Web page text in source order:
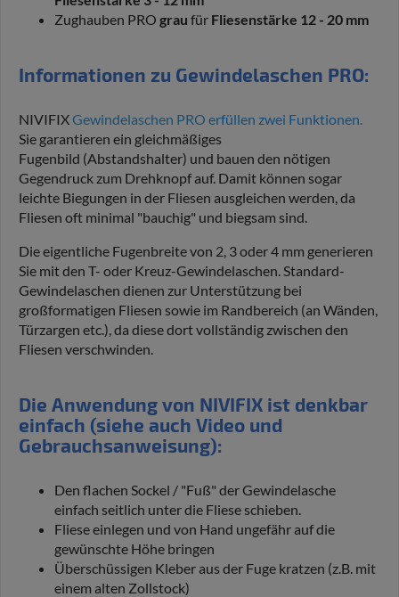
Zughauben PRO grau für Fliesenstärke 12 - 20 mm
Informationen zu Gewindelaschen PRO:
NIVIFIXGewindelaschen PRO erfüllen zwei Funktionen.
Sie garantieren ein gleichmäßiges
Fugenbild (Abstandshalter) und bauen den nötigen
Gegendruck zum Drehknopf auf. Damit können sogar
leichte Biegungen in der Fliesen ausgleichen werden, da
Fliesen oft minimal "bauchig" und biegsam sind.
Die eigentliche Fugenbreite von 2, 3 oder 4 mm generieren
Sie mit den T- oder Kreuz-Gewindelaschen. Standard-
Gewindelaschen dienen zur Unterstützung bei
großformatigen Fliesen sowie im Randbereich (an Wänden,
Türzargen etc.), da diese dort vollständig zwischen den
Fliesen verschwinden.
Die Anwendung von NIVIFIX ist denkbar
einfach (siehe auch Video und
Gebrauchsanweisung):
Den flachen Sockel / "Fuß" der Gewindelasche
einfach seitlich unter die Fliese schieben.
Fliese einlegen und von Hand ungefähr auf die
gewünschte Höhe bringen
Überschüssigen Kleber aus der Fuge kratzen (z.B. mit
einem alten Zollstock)